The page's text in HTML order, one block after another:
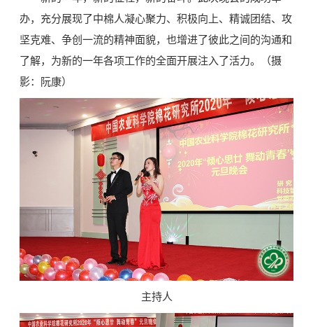
办，充分展现了中棉人凝心聚力、积极向上、精诚团结、攻
坚克难、争创一流的精神面貌，也增进了彼此之间的沟通和
了解，为新的一年各项工作的全面开展注入了活力。（摄
影：阮康）
主持人